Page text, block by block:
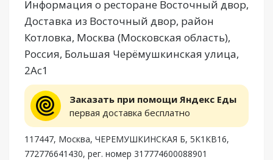
Информация о ресторане Восточный двор,
Доставка из Восточный двор, район
Котловка, Москва (Московская область),
Россия, Большая Черёмушкинская улица,
2Ас1
Заказать при помощи Яндекс Еды
первая доставка бесплатно
117447, Москва, ЧЕРЕМУШКИНСКАЯ Б, 5К1КВ16,
772776641430, рег. номер 317774600088901